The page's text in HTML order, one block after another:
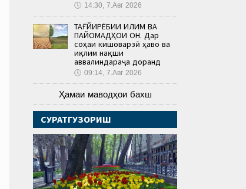
🕔 14:30, 7.Авг 2026
ТАҒЙИРЁБИИ ИҚЛИМ ВА
ПАЙОМАДҲОИ ОН. Дар
соҳаи кишоварзӣ ҳаво ва
иқлим нақши
аввалиндараҷа доранд
🕔 09:14, 7.Авг 2026
Ҳамаи маводҳои бахш
СУРАТГУЗОРИШ